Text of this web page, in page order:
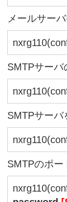
メールサー
SMTPサーバ
SMTPサーバ
SMTPのポー